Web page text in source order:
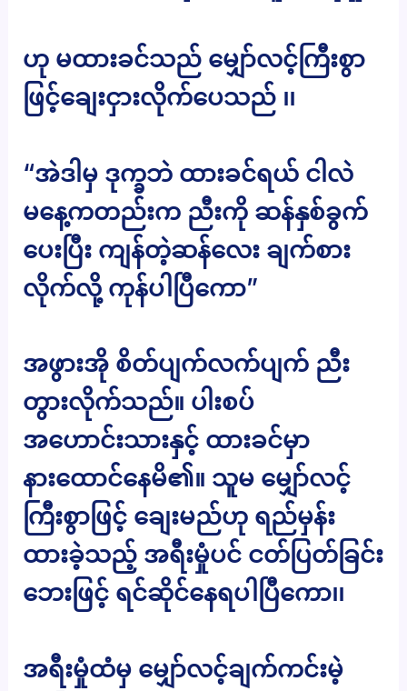
ဟု မထားခင်သည် မျှော်လင့်ကြီးစွာ
ဖြင့်ချေးငှားလိုက်ပေသည် ၊၊
“အဲဒါမှ ဒုက္ခဘဲ ထားခင်ရယ် ငါလဲ
မနေ့ကတည်းက ညီးကို ဆန်နှစ်ခွက်
ပေးပြီး ကျန်တဲ့ဆန်လေး ချက်စား
လိုက်လို့ ကုန်ပါပြီကော”
အဖွားအို စိတ်ပျက်လက်ပျက် ညီး
တွားလိုက်သည်။ ပါးစပ်
အဟောင်းသားနှင့် ထားခင်မှာ
နားထောင်နေမိ၏။ သူမ မျှော်လင့်
ကြီးစွာဖြင့် ချေးမည်ဟု ရည်မှန်း
ထားခဲ့သည့် အရီးမှုံပင် ငတ်ပြတ်ခြင်း
ဘေးဖြင့် ရင်ဆိုင်နေရပါပြီကော၊၊
အရီးမှုံထံမှ မျှော်လင့်ချက်ကင်းမဲ့